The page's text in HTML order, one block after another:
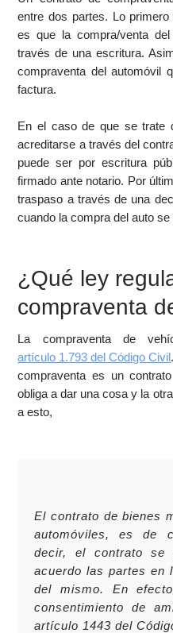
entre dos partes. Lo
es que la compra/venta
través de una escritura.
compraventa del automóvil
factura.
En el caso de que se trate
acreditarse a través del
puede ser por escritura
firmado ante notario. Por
traspaso a través de una
cuando la compra del auto
¿Qué ley
compraventa
La compraventa de
artículo 1.793 del Código Civil
compraventa es un
obliga a dar una cosa y la
a esto,
El contrato de bienes
automóviles, es de
decir, el contrato se
acuerdo las partes en
del mismo. En
consentimiento de
artículo 1443 del